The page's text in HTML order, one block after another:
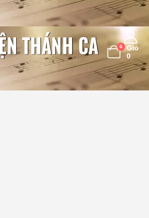
0
Giỏ
0